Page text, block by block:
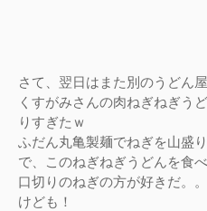
さて、翌日はまた別のうどん
くすがみさんの肉ねぎねぎう
りすぎたｗ
ふだん丸亀製麺でねぎを山盛
で、このねぎねぎうどんを食
口切りのねぎの方が好きだ。
けども！